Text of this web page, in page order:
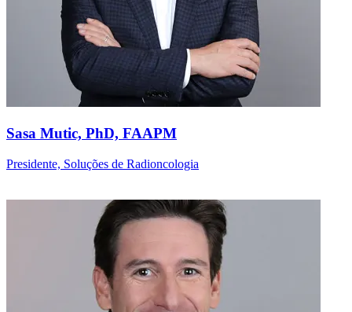
Sasa Mutic, PhD, FAAPM
Presidente, Soluções de Radioncologia